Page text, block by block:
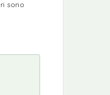
sono